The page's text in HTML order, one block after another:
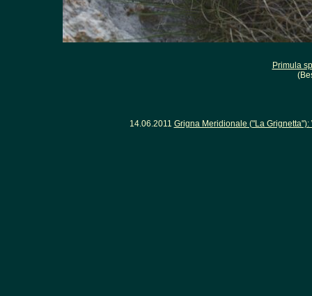
Primula
14.06.2011 Grigna Meridionale ("La